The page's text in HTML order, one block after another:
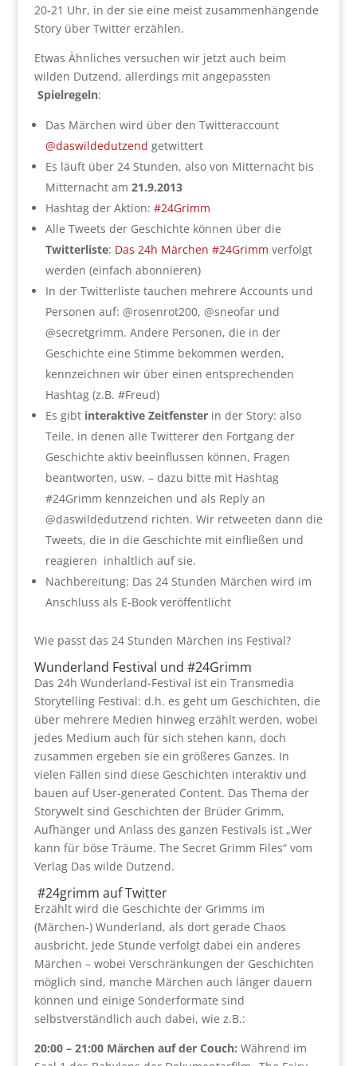
20-21 Uhr, in der sie eine meist zusammenhängende
Story über Twitter erzählen.
Etwas Ähnliches versuchen wir jetzt auch beim
wilden Dutzend, allerdings mit angepassten
Spielregeln:
Das Märchen wird über den Twitteraccount
@daswildedutzend getwittert
Es läuft über 24 Stunden, also von Mitternacht bis
Mitternacht am 21.9.2013
Hashtag der Aktion: #24Grimm
Alle Tweets der Geschichte können über die
Twitterliste: Das 24h Märchen #24Grimm verfolgt
werden (einfach abonnieren)
In der Twitterliste tauchen mehrere Accounts und
Personen auf: @rosenrot200, @sneofar und
@secretgrimm. Andere Personen, die in der
Geschichte eine Stimme bekommen werden,
kennzeichnen wir über einen entsprechenden
Hashtag (z.B. #Freud)
Es gibt interaktive Zeitfenster in der Story: also
Teile, in denen alle Twitterer den Fortgang der
Geschichte aktiv beeinflussen können, Fragen
beantworten, usw. – dazu bitte mit Hashtag
#24Grimm kennzeichen und als Reply an
@daswildedutzend richten. Wir retweeten dann die
Tweets, die in die Geschichte mit einfließen und
reagieren inhaltlich auf sie.
Nachbereitung: Das 24 Stunden Märchen wird im
Anschluss als E-Book veröffentlicht
Wie passt das 24 Stunden Märchen ins Festival?
Wunderland Festival und #24Grimm
Das 24h Wunderland-Festival ist ein Transmedia
Storytelling Festival: d.h. es geht um Geschichten, die
über mehrere Medien hinweg erzählt werden, wobei
jedes Medium auch für sich stehen kann, doch
zusammen ergeben sie ein größeres Ganzes. In
vielen Fällen sind diese Geschichten interaktiv und
bauen auf User-generated Content. Das Thema der
Storywelt sind Geschichten der Brüder Grimm,
Aufhänger und Anlass des ganzen Festivals ist „Wer
kann für böse Träume. The Secret Grimm Files“ vom
Verlag Das wilde Dutzend.
#24grimm auf Twitter
Erzählt wird die Geschichte der Grimms im
(Märchen-) Wunderland, als dort gerade Chaos
ausbricht. Jede Stunde verfolgt dabei ein anderes
Märchen – wobei Verschränkungen der Geschichten
möglich sind, manche Märchen auch länger dauern
können und einige Sonderformate sind
selbstverständlich auch dabei, wie z.B.:
20:00 – 21:00 Märchen auf der Couch: Während im